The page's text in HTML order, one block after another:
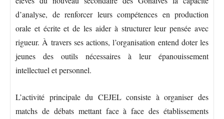
d’analyse, de renforcer leurs compétences en production
orale et écrite et de les aider à structurer leur pensée avec
rigueur. À travers ses actions, l’organisation entend doter les
jeunes des outils nécessaires à leur épanouissement
intellectuel et personnel.
L’activité principale du CEJEL consiste à organiser des
matchs de débats mettant face à face des établissements